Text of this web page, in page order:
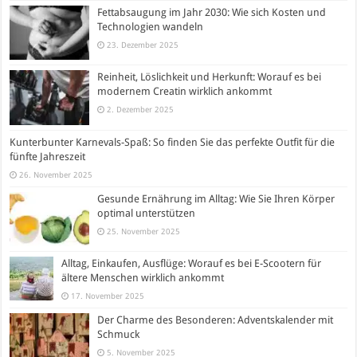
Fettabsaugung im Jahr 2030: Wie sich Kosten und
Technologien wandeln
23. Dezember 2025
Reinheit, Löslichkeit und Herkunft: Worauf es bei
modernem Creatin wirklich ankommt
2. Dezember 2025
Kunterbunter Karnevals-Spaß: So finden Sie das perfekte Outfit für die
fünfte Jahreszeit
26. November 2025
Gesunde Ernährung im Alltag: Wie Sie Ihren Körper
optimal unterstützen
25. November 2025
Alltag, Einkaufen, Ausflüge: Worauf es bei E-Scootern für
ältere Menschen wirklich ankommt
17. November 2025
Der Charme des Besonderen: Adventskalender mit
Schmuck
5. November 2025